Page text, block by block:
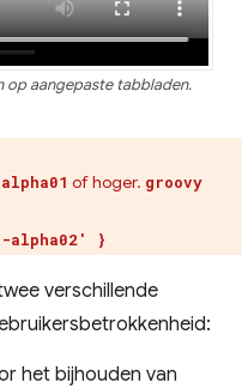
op aangepaste tabbladen.
of hoger. groovy
alpha02' }
verschillende
het bijhouden van